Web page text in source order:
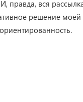
правда, вся
решение